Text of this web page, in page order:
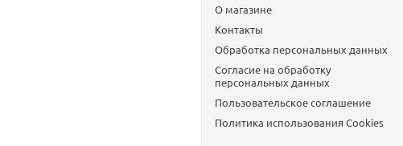
О магазине
Контакты
Обработка персональных данных
Согласие на обработку
персональных данных
Пользовательское соглашение
Политика использования Сookies